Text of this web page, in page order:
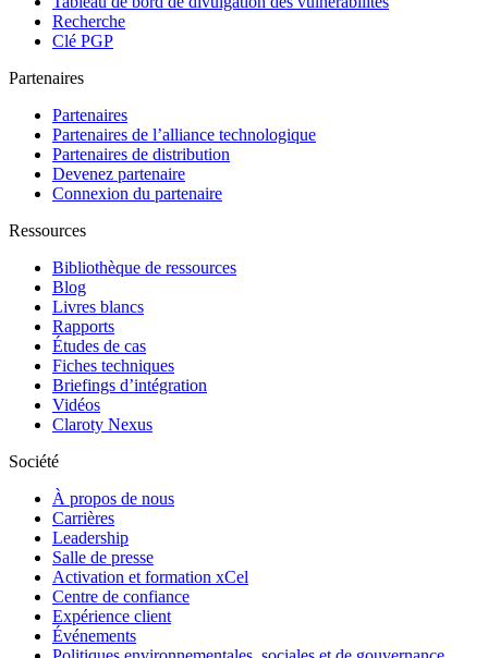
Recherche
Clé PGP
Partenaires
Partenaires
Partenaires de l’alliance technologique
Partenaires de distribution
Devenez partenaire
Connexion du partenaire
Ressources
Bibliothèque de ressources
Blog
Livres blancs
Rapports
Études de cas
Fiches techniques
Briefings d’intégration
Vidéos
Claroty Nexus
Société
À propos de nous
Carrières
Leadership
Salle de presse
Activation et formation xCel
Centre de confiance
Expérience client
Événements